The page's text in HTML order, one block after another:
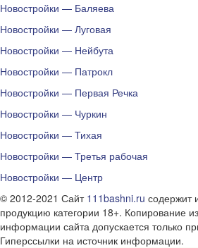
Новостройки — Баляева
Новостройки — Луговая
Новостройки — Нейбута
Новостройки — Патрокл
Новостройки — Первая Речка
Новостройки — Чуркин
Новостройки — Тихая
Новостройки — Третья рабочая
Новостройки — Центр
© 2012-2021 Сайт 111bashni.ru содержит
продукцию категории 18+. Копирование
информации сайта допускается только
Гиперссылки на источник информации.